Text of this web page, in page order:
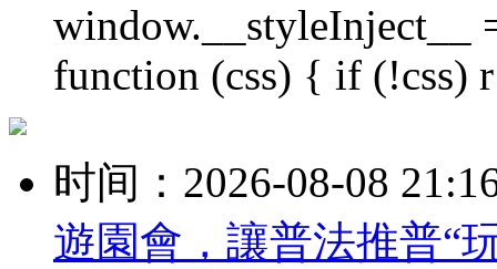
window.__styleInject__
function (css) { if (!css)
时间：2026-08-08
遊園會，讓普法推普“